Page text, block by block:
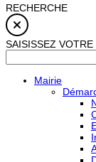
RECHERCHE
SAISISSEZ
Mairie